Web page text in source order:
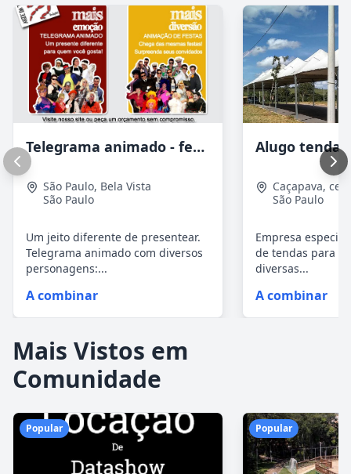
Telegrama animado - festas - presentes e eventos
São Paulo, Bela Vista
São Paulo
Um jeito diferente de presentear.
Telegrama animado com diversos
personagens:...
A combinar
Caçapava,
São Paulo
Empresa
de tendas para
diversas...
A combinar
Mais Vistos em
Comunidade
Popular Popular